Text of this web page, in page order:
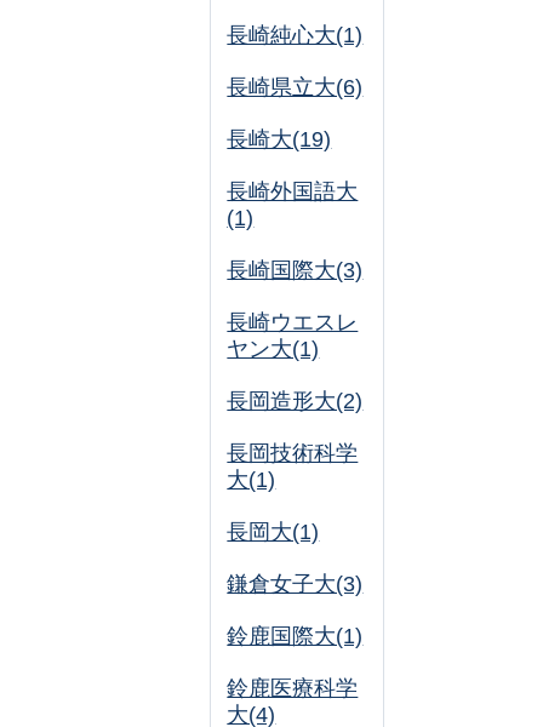
長崎純心大(1)
長崎県立大(6)
長崎大(19)
長崎外国語大
(1)
長崎国際大(3)
長崎ウエスレ
ヤン大(1)
長岡造形大(2)
長岡技術科学
大(1)
長岡大(1)
鎌倉女子大(3)
鈴鹿国際大(1)
鈴鹿医療科学
大(4)